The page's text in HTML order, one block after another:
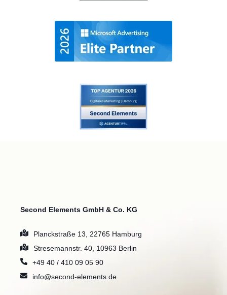
Second Elements GmbH & Co. KG
Planckstraße 13, 22765 Hamburg
Stresemannstr. 40, 10963 Berlin
+49 40 / 410 09 05 90
info@second-elements.de